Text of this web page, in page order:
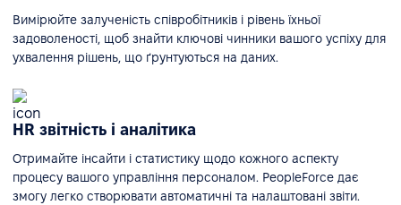
Вимірюйте залученість співробітників і рівень їхньої
задоволеності, щоб знайти ключові чинники вашого успіху для
ухвалення рішень, що ґрунтуються на даних.
HR звітність і аналітика
Отримайте інсайти і статистику щодо кожного аспекту
процесу вашого управління персоналом. PeopleForce дає
змогу легко створювати автоматичні та налаштовані звіти.